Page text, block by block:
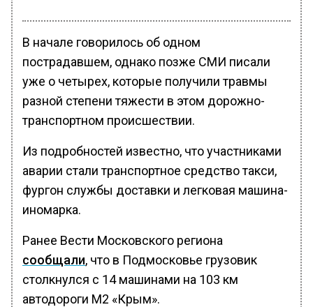
В начале говорилось об одном
пострадавшем, однако позже СМИ писали
уже о четырех, которые получили травмы
разной степени тяжести в этом дорожно-
транспортном происшествии.
Из подробностей известно, что участниками
аварии стали транспортное средство такси,
фургон службы доставки и легковая машина-
иномарка.
Ранее Вести Московского региона
сообщали, что в Подмосковье грузовик
столкнулся с 14 машинами на 103 км
автодороги М2 «Крым».